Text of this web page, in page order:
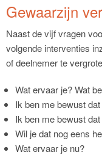
Gewaarzijn
Naast de vijf vragen
volgende interventies
of deelnemer te
Wat ervaar je? Wat
Ik ben me bewust
Ik ben me bewust
Wil je dat nog eens
Wat ervaar je nu?